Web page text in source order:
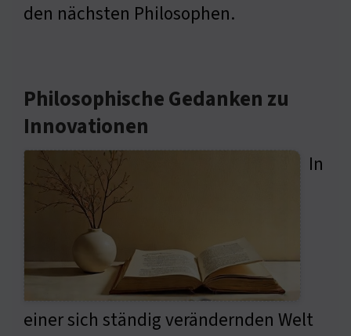
den nächsten Philosophen.
Philosophische Gedanken zu
Innovationen
In
einer sich ständig verändernden Welt